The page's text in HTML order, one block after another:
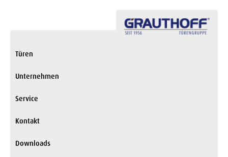
Türen
Unternehmen
Service
Kontakt
Downloads